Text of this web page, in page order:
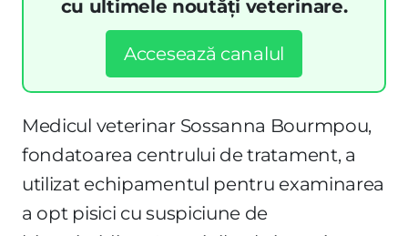
cu ultimele noutăți veterinare.
Accesează canalul
Medicul veterinar Sossanna Bourmpou,
fondatoarea centrului de tratament, a
utilizat echipamentul pentru examinarea
a opt pisici cu suspiciune de